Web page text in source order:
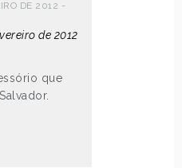
DE 2012 -
de 2012
que